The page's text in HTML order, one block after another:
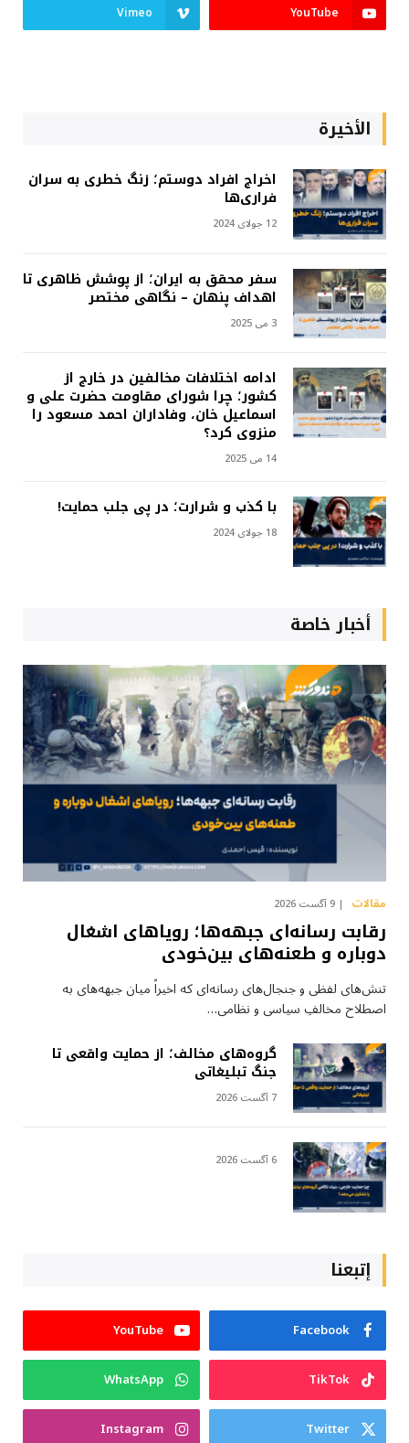
YouTube
Vimeo
الأخيرة
اخراج افراد دوستم؛ زنگ خطری به سران
فراری‌ها
12 جولای 2024
سفر محقق به ایران؛ از پوشش ظاهری تا
اهداف پنهان – نگاهی مختصر
3 می 2025
ادامه اختلافات مخالفین در خارج از
کشور؛ چرا شورای مقاومت حضرت علی و
اسماعیل خان، وفاداران احمد مسعود را
منزوی کرد؟
14 می 2025
با کذب و شرارت؛ در پی جلب حمایت!
18 جولای 2024
أخبار خاصة
مقالات 9 آگست 2026
رقابت رسانه‌ای جبهه‌ها؛ رویاهای اشغال
دوباره و طعنه‌های بین‌خودی
تنش‌های لفظی و جنجال‌های رسانه‌ای که اخیراً میان جبهه‌های به
اصطلاح مخالفِ سیاسی و نظامی…
گروه‌های مخالف؛ از حمایت واقعی تا
جنگ تبلیغاتی
7 آگست 2026
6 آگست 2026
إتبعنا
Facebook
YouTube
TikTok
WhatsApp
Twitter
Instagram